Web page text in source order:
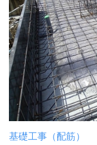
基礎工事（配筋）